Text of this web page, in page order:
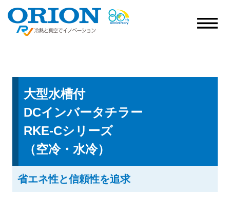
大型水槽付
DCインバータチラー
RKE-Cシリーズ
（空冷・水冷）
省エネ性と信頼性を追求